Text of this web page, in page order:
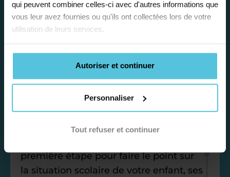
qui peuvent combiner celles-ci avec d'autres informations que
vous leur avez fournies ou qu'ils ont collectées lors de votre
utilisation de leurs services.
Autoriser et continuer
Personnaliser
Tout refuser et continuer
Étape 1
Je vous propose un
bilan personnalisé
première étape pour faire le point sur
la situation scolaire de votre enfant, ses